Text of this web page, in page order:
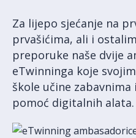
Za lijepo sjećanje na
prvašićima, ali i
preporuke naše dvije
eTwinninga koje
škole učine
pomoć digitalnih alata.